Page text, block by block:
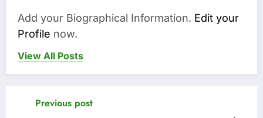
Add your Biographical Information. Edit your
Profile now.
View All Posts
Previous post